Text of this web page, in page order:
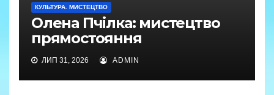
КУЛЬТУРА. МИСТЕЦТВО
Олена Пчілка: мистецтво
прямостояння
ЛИП 31, 2026 ADMIN